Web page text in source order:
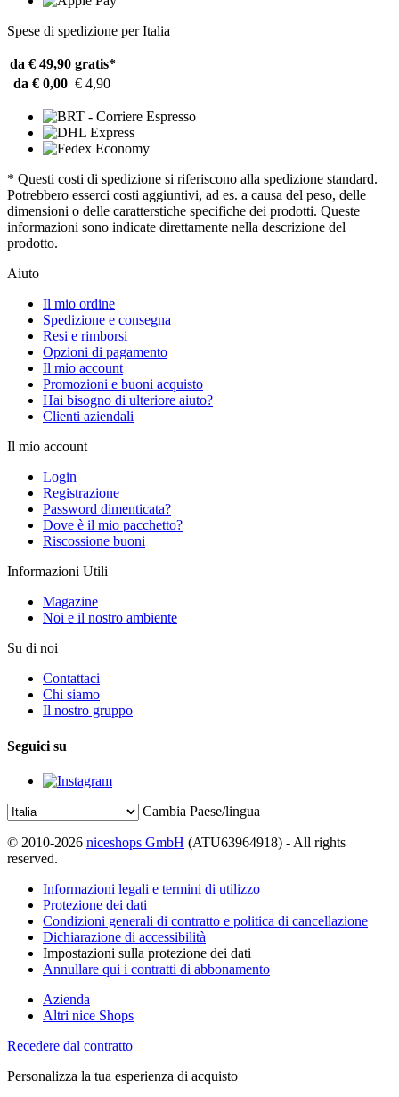
Spese di spedizione per Italia
da € 49,90 gratis*
da € 0,00 € 4,90
* Questi costi di spedizione si riferiscono alla spedizione standard.
Potrebbero esserci costi aggiuntivi, ad es. a causa del peso, delle
dimensioni o delle caratterstiche specifiche dei prodotti. Queste
informazioni sono indicate direttamente nella descrizione del
prodotto.
Aiuto
Il mio ordine
Spedizione e consegna
Resi e rimborsi
Opzioni di pagamento
Il mio account
Promozioni e buoni acquisto
Hai bisogno di ulteriore aiuto?
Clienti aziendali
Il mio account
Login
Registrazione
Password dimenticata?
Dove è il mio pacchetto?
Riscossione buoni
Informazioni Utili
Magazine
Noi e il nostro ambiente
Su di noi
Contattaci
Chi siamo
Il nostro gruppo
Seguici su
Cambia Paese/lingua
© 2010-2026 niceshops GmbH (ATU63964918) - All rights
reserved.
Informazioni legali e termini di utilizzo
Protezione dei dati
Condizioni generali di contratto e politica di cancellazione
Dichiarazione di accessibilità
Impostazioni sulla protezione dei dati
Annullare qui i contratti di abbonamento
Azienda
Altri nice Shops
Recedere dal contratto
Personalizza la tua esperienza di acquisto